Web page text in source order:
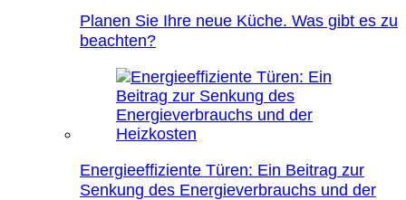
Planen Sie Ihre neue Küche. Was gibt es zu
beachten?
Energieeffiziente Türen: Ein Beitrag zur
Senkung des Energieverbrauchs und der